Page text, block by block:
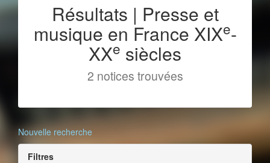
Résultats | Presse et
musique en France XIXe-
XXe siècles
2 notices trouvées
Nouvelle recherche
Filtres